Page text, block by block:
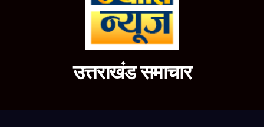
उत्तराखंड समाचार